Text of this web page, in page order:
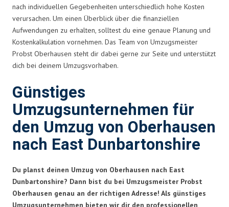
nach individuellen Gegebenheiten unterschiedlich hohe Kosten
verursachen. Um einen Überblick über die finanziellen
Aufwendungen zu erhalten, solltest du eine genaue Planung und
Kostenkalkulation vornehmen. Das Team von Umzugsmeister
Probst Oberhausen steht dir dabei gerne zur Seite und unterstützt
dich bei deinem Umzugsvorhaben.
Günstiges
Umzugsunternehmen für
den Umzug von Oberhausen
nach East Dunbartonshire
Du planst deinen Umzug von Oberhausen nach East
Dunbartonshire? Dann bist du bei Umzugsmeister Probst
Oberhausen genau an der richtigen Adresse! Als günstiges
Umzugsunternehmen bieten wir dir den professionellen